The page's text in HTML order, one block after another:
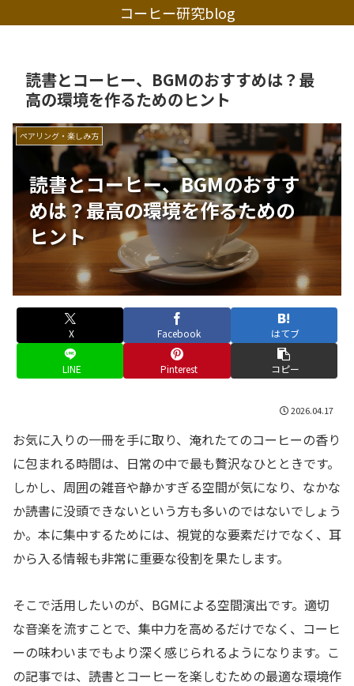
コーヒー研究blog
読書とコーヒー、BGMのおすすめは？最
高の環境を作るためのヒント
読書とコーヒー、BGMのおすす
めは？最高の環境を作るための
ヒント
ペアリング・楽しみ方
X Facebook はてブ
LINE Pinterest コピー
2026.04.17
お気に入りの一冊を手に取り、淹れたてのコーヒーの香り
に包まれる時間は、日常の中で最も贅沢なひとときです。
しかし、周囲の雑音や静かすぎる空間が気になり、なかな
か読書に没頭できないという方も多いのではないでしょう
か。本に集中するためには、視覚的な要素だけでなく、耳
から入る情報も非常に重要な役割を果たします。
そこで活用したいのが、BGMによる空間演出です。適切
な音楽を流すことで、集中力を高めるだけでなく、コーヒ
ーの味わいまでもより深く感じられるようになります。こ
の記事では、読書とコーヒーを楽しむための最適な環境作